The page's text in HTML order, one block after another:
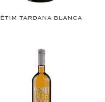
ÈTIM TARDANA BLANCA